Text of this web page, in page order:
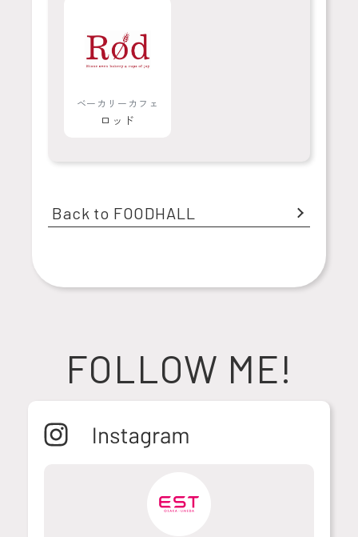
ベーカリーカフェ
ロッド
Back to FOODHALL
FOLLOW ME!